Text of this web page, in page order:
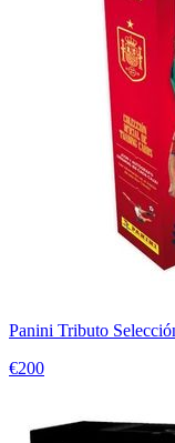
Panini Tributo
€200